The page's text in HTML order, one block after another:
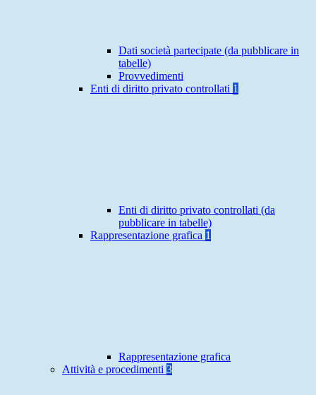
Dati società partecipate (da pubblicare in
tabelle)
Provvedimenti
Enti di diritto privato controllati 1
Enti di diritto privato controllati (da
pubblicare in tabelle)
Rappresentazione grafica 1
Rappresentazione grafica
Attività e procedimenti 3